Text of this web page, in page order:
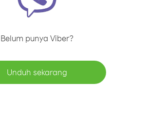
Belum punya Viber?
Unduh sekarang